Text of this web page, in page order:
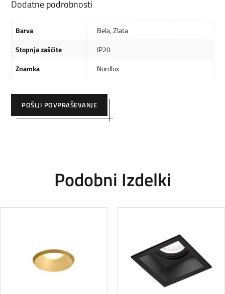
Dodatne podrobnosti
Barva Bela,Zlata
Stopnja zaščite
IP20
Znamka
Nordlux
POŠLJI POVPRAŠEVANJE
Podobni Izdelki